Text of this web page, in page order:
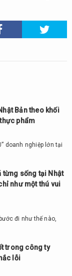
Bản theo khối
phẩm
doanh nghiệp lớn tại
từng sống tại Nhật
như một thú vui
đi như thế nào,
trong công ty
lỗi